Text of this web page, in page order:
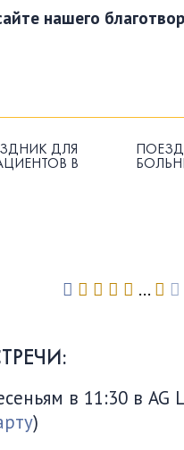
нашего
ДЛЯ
В
...
в 11:30 в
)